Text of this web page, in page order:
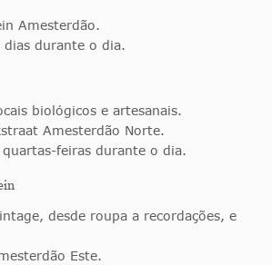
Amesterdão.
dias durante o dia.
biológicos e artesanais.
Amesterdão Norte.
quartas-feiras durante o dia.
desde roupa a recordações, e
Este.